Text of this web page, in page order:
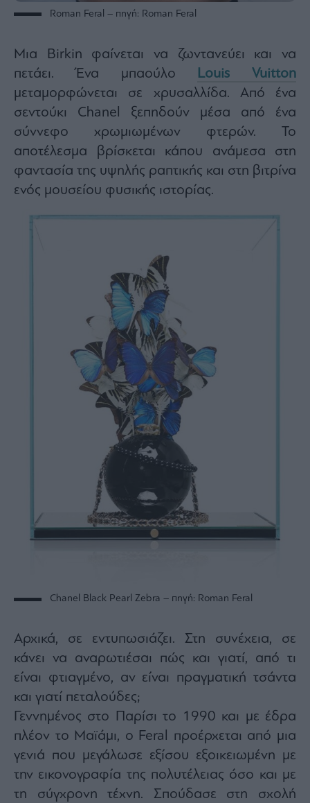
Roman Feral – πηγή: Roman Feral
Μια Birkin φαίνεται να ζωντανεύει και να
πετάει. Ένα μπαούλο
Louis Vuitton
μεταμορφώνεται σε χρυσαλλίδα. Από ένα
σεντούκι Chanel ξεπηδούν μέσα από ένα
σύννεφο χρωμιωμένων φτερών. Το
αποτέλεσμα βρίσκεται κάπου ανάμεσα στη
φαντασία της υψηλής ραπτικής και στη βιτρίνα
ενός μουσείου φυσικής ιστορίας.
Chanel Black Pearl Zebra – πηγή: Roman Feral
Αρχικά, σε εντυπωσιάζει. Στη συνέχεια, σε
κάνει να αναρωτιέσαι πώς και γιατί, από τι
είναι φτιαγμένο, αν είναι πραγματική τσάντα
και γιατί πεταλούδες;
Γεννημένος στο Παρίσι το 1990 και με έδρα
πλέον το Μαϊάμι, ο Feral προέρχεται από μια
γενιά που μεγάλωσε εξίσου εξοικειωμένη με
την εικονογραφία της πολυτέλειας όσο και με
τη σύγχρονη τέχνη. Σπούδασε στη σχολή